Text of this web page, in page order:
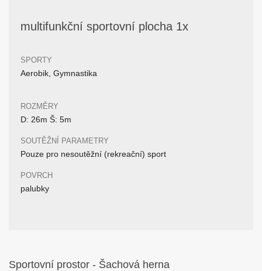
multifunkční sportovní plocha 1x
SPORTY
Aerobik, Gymnastika
ROZMĚRY
D: 26m Š: 5m
SOUTĚŽNÍ PARAMETRY
Pouze pro nesoutěžní (rekreační) sport
POVRCH
palubky
Sportovní prostor - Šachová herna